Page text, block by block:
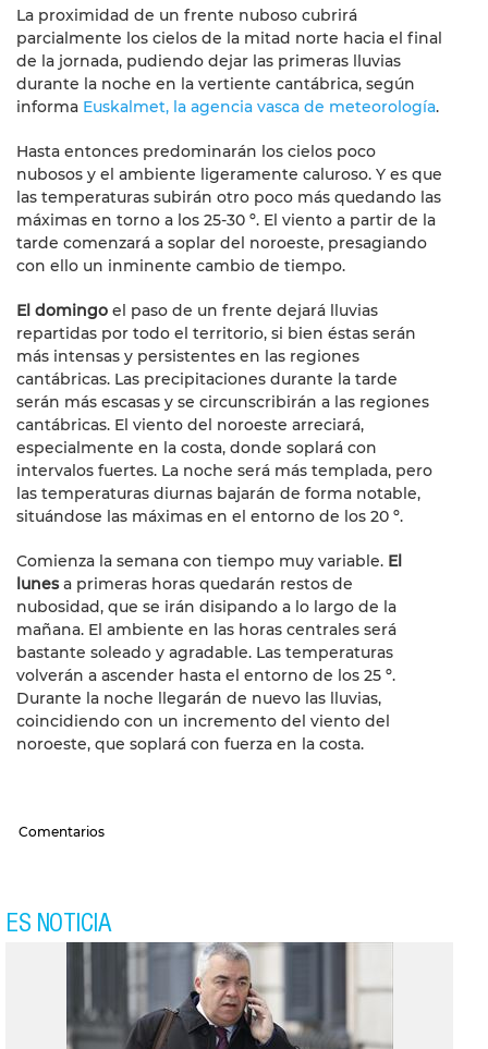
La proximidad de un frente nuboso cubrirá
parcialmente los cielos de la mitad norte hacia el final
de la jornada, pudiendo dejar las primeras lluvias
durante la noche en la vertiente cantábrica, según
informa Euskalmet, la agencia vasca de meteorología.
Hasta entonces predominarán los cielos poco
nubosos y el ambiente ligeramente caluroso. Y es que
las temperaturas subirán otro poco más quedando las
máximas en torno a los 25-30 º. El viento a partir de la
tarde comenzará a soplar del noroeste, presagiando
con ello un inminente cambio de tiempo.
El domingo el paso de un frente dejará lluvias
repartidas por todo el territorio, si bien éstas serán
más intensas y persistentes en las regiones
cantábricas. Las precipitaciones durante la tarde
serán más escasas y se circunscribirán a las regiones
cantábricas. El viento del noroeste arreciará,
especialmente en la costa, donde soplará con
intervalos fuertes. La noche será más templada, pero
las temperaturas diurnas bajarán de forma notable,
situándose las máximas en el entorno de los 20 º.
Comienza la semana con tiempo muy variable. El
lunesa primeras horas quedarán restos de
nubosidad, que se irán disipando a lo largo de la
mañana. El ambiente en las horas centrales será
bastante soleado y agradable. Las temperaturas
volverán a ascender hasta el entorno de los 25 º.
Durante la noche llegarán de nuevo las lluvias,
coincidiendo con un incremento del viento del
noroeste, que soplará con fuerza en la costa.
Comentarios
ES NOTICIA